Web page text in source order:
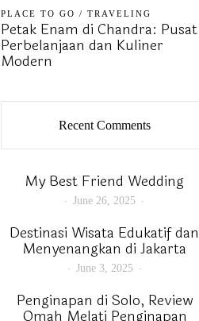
PLACE TO GO / TRAVELING
Petak Enam di Chandra: Pusat
Perbelanjaan dan Kuliner
Modern
Recent Comments
My Best Friend Wedding
June 26, 2025
Destinasi Wisata Edukatif dan
Menyenangkan di Jakarta
June 3, 2025
Penginapan di Solo, Review
Omah Melati Penginapan